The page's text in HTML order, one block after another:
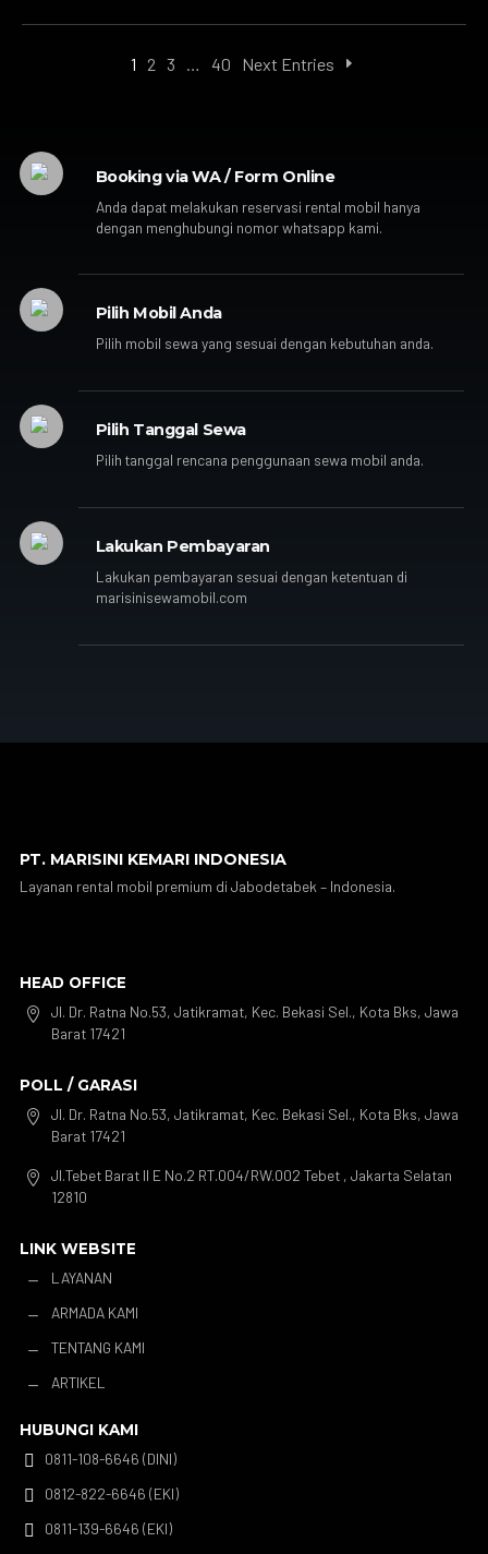
1 2 3 40 Next Entries
Booking via WA / Form Online
Anda dapat melakukan reservasi rental mobil hanya
dengan menghubungi nomor whatsapp kami.
Pilih Mobil Anda
Pilih mobil sewa yang sesuai dengan kebutuhan anda.
Pilih Tanggal Sewa
Pilih tanggal rencana penggunaan sewa mobil anda.
Lakukan Pembayaran
Lakukan pembayaran sesuai dengan ketentuan di
marisinisewamobil.com
PT. MARISINI KEMARI INDONESIA
Layanan rental mobil premium di Jabodetabek – Indonesia.
HEAD OFFICE

Jl. Dr. Ratna No.53, Jatikramat, Kec. Bekasi Sel., Kota Bks, Jawa
Barat 17421
POLL / GARASI

Jl. Dr. Ratna No.53, Jatikramat, Kec. Bekasi Sel., Kota Bks, Jawa
Barat 17421

Jl.Tebet Barat II E No.2 RT.004/RW.002 Tebet , Jakarta Selatan
12810
LINK WEBSITE
K
LAYANAN
K ARMADA KAMI
K TENTANG KAMI
K ARTIKEL
HUBUNGI KAMI

0811-108-6646 (DINI)

0812-822-6646 (EKI)

0811-139-6646 (EKI)